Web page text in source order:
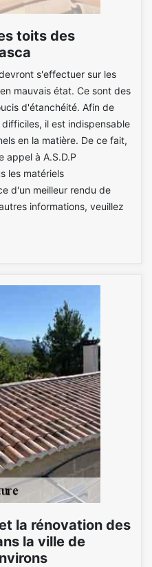
toits des
s'effectuer sur les
mauvais état. Ce sont des
d'étanchéité. Afin de
il est indispensable
en la matière. De ce fait,
appel à A.S.D.P
les matériels
d'un meilleur rendu de
informations, veuillez
la rénovation des
la ville de